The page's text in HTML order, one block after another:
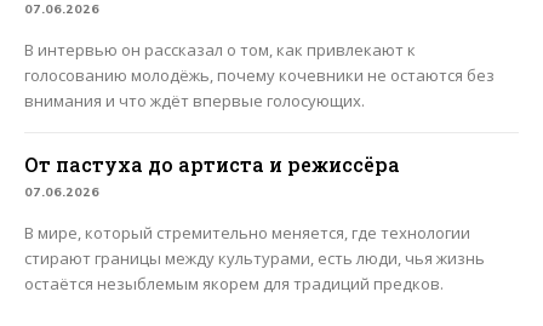
07.06.2026
В интервью он рассказал о том, как привлекают к
голосованию молодёжь, почему кочевники не остаются без
внимания и что ждёт впервые голосующих.
От пастуха до артиста и режиссёра
07.06.2026
В мире, который стремительно меняется, где технологии
стирают границы между культурами, есть люди, чья жизнь
остаётся незыблемым якорем для традиций предков.